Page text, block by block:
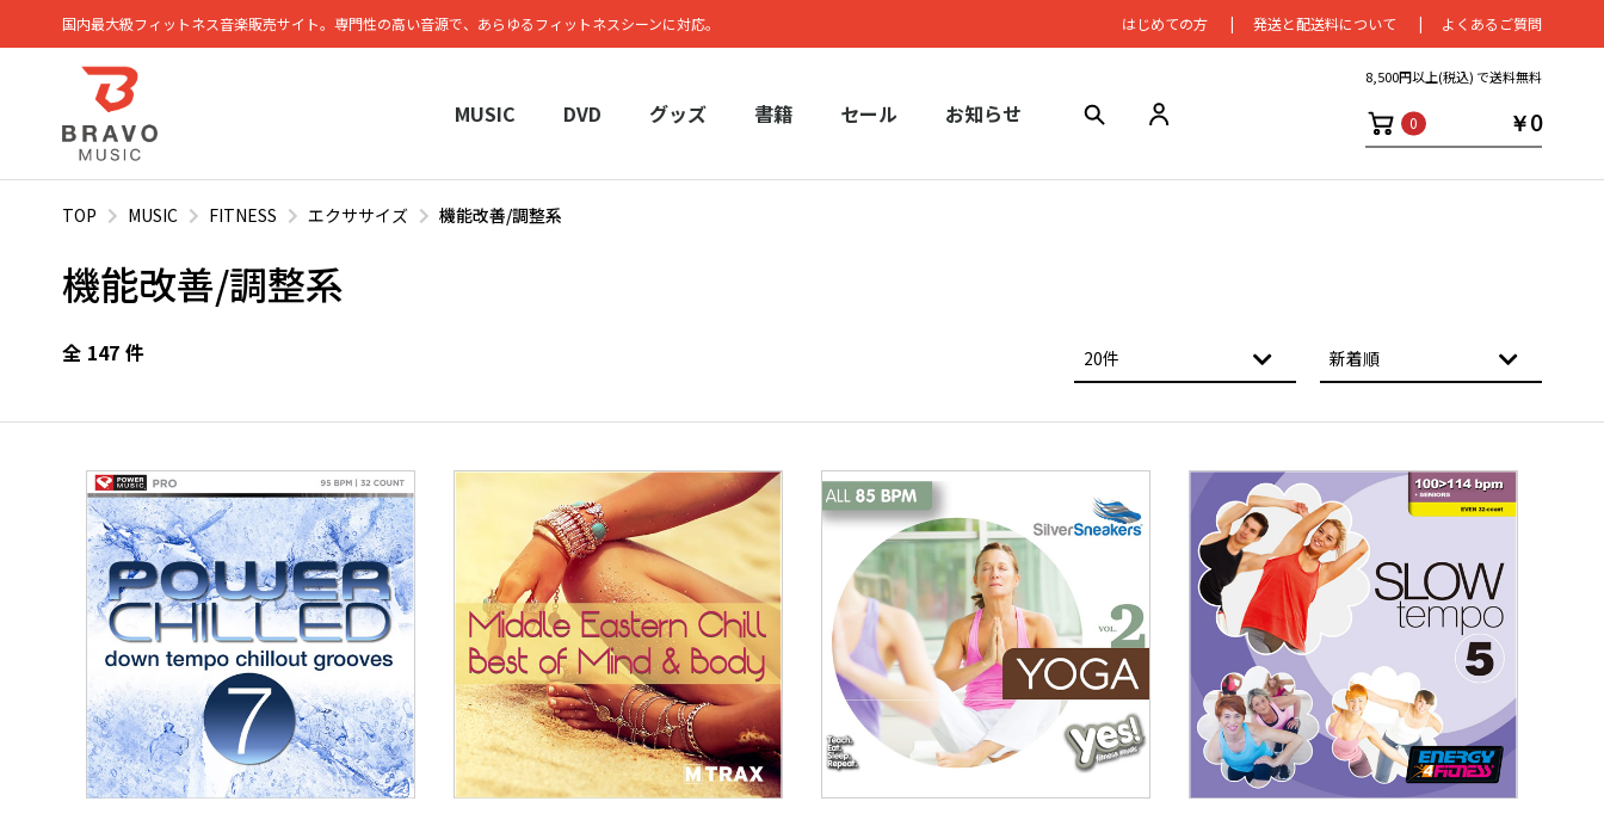
国内最大級フィットネス⾳楽販売サイト。専⾨性の⾼い⾳源で、あらゆるフィットネスシーンに対応。 はじめての⽅ 発送と配送料について よくあるご質問
MUSIC DVD グッズ 書籍 セール お知らせ
8,500円以上(税込) で送料無料
0 ￥0
TOP MUSIC FITNESS エクササイズ 機能改善/調整系
機能改善/調整系
全 147 件